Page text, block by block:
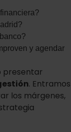
y agendar
presentar
. Entramos
los márgenes,